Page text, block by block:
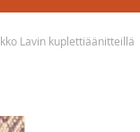
Lavin kuplettiäänitteillä